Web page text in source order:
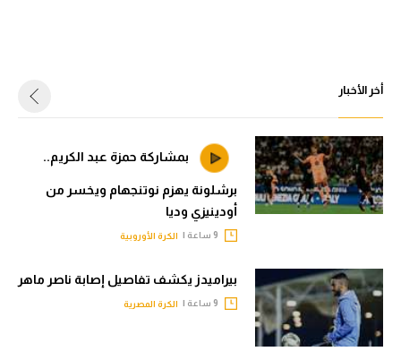
أخر الأخبار
بمشاركة حمزة عبد الكريم..
برشلونة يهزم نوتنجهام ويخسر من
أودينيزي وديا
الكرة الأوروبية
بيراميدز يكشف تفاصيل إصابة ناصر ماهر
الكرة المصرية